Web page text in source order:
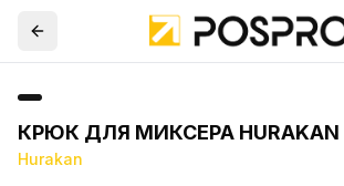
КРЮК ДЛЯ МИКСЕРА HURAKAN
Hurakan